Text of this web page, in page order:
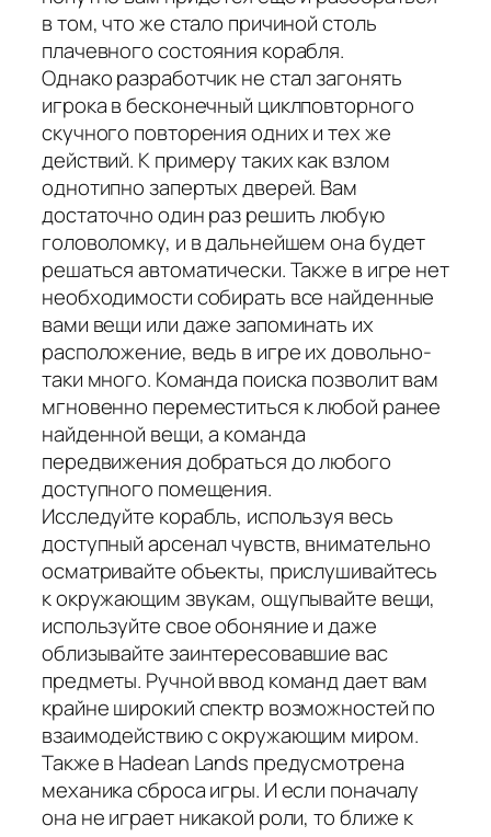
в том, что же стало причиной столь
плачевного состояния корабля.
Однако разработчик не стал загонять
игрока в бесконечный циклповторного
скучного повторения одних и тех же
действий. К примеру таких как взлом
однотипно запертых дверей. Вам
достаточно один раз решить любую
головоломку, и в дальнейшем она будет
решаться автоматически. Также в игре нет
необходимости собирать все найденные
вами вещи или даже запоминать их
расположение, ведь в игре их довольно-
таки много. Команда поиска позволит вам
мгновенно переместиться к любой ранее
найденной вещи, а команда
передвижения добраться до любого
доступного помещения.
Исследуйте корабль, используя весь
доступный арсенал чувств, внимательно
осматривайте объекты, прислушивайтесь
к окружающим звукам, ощупывайте вещи,
используйте свое обоняние и даже
облизывайте заинтересовавшие вас
предметы. Ручной ввод команд дает вам
крайне широкий спектр возможностей по
взаимодействию с окружающим миром.
Также в Hadean Lands предусмотрена
механика сброса игры. И если поначалу
она не играет никакой роли, то ближе к